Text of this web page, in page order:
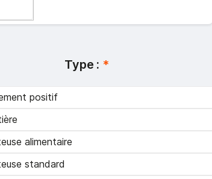
Type : *
positif
alimentaire
standard